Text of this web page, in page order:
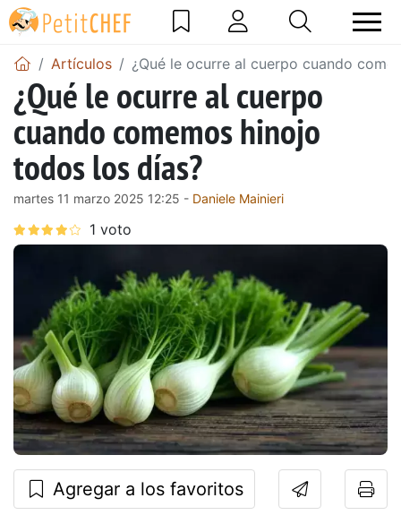
Artículos ¿Qué le ocurre al cuerpo cuando
¿Qué le ocurre al cuerpo
cuando comemos hinojo
todos los días?
martes 11 marzo 2025 12:25 - Daniele Mainieri
Agregar a los favoritos